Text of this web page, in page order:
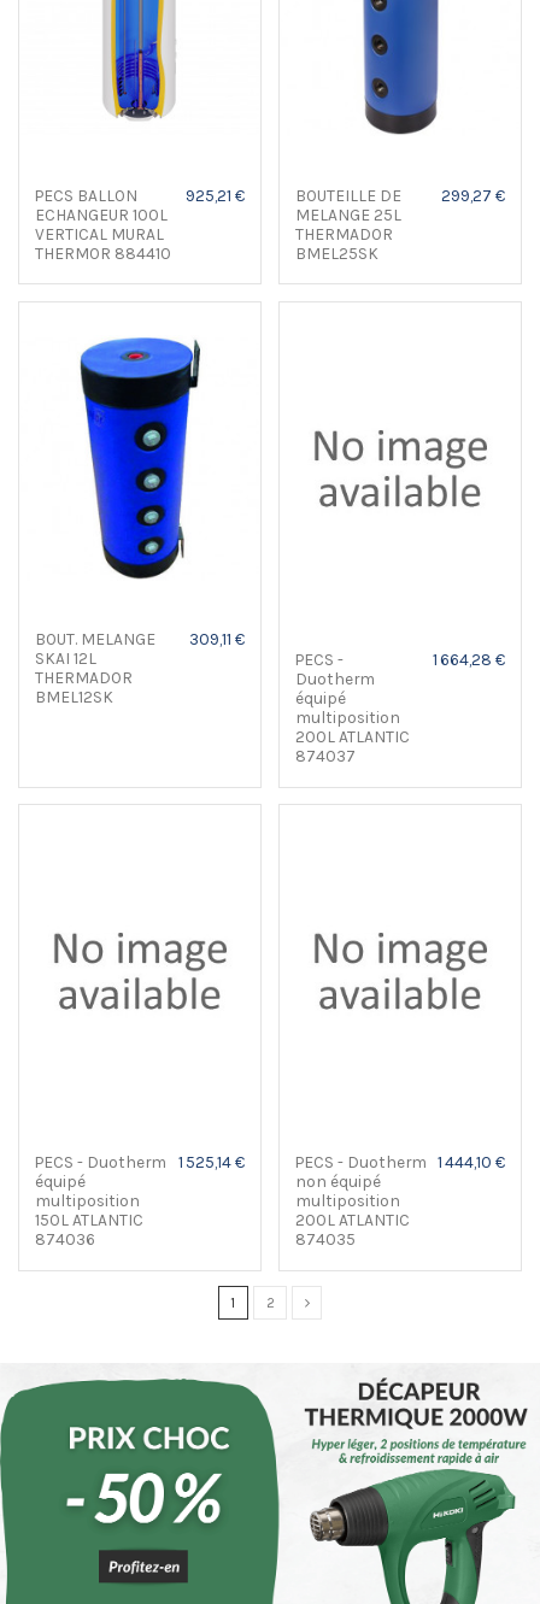
PECS BALLON
ECHANGEUR 100L
VERTICAL MURAL
THERMOR 884410
925,21 €
BOUTEILLE DE
MELANGE 25L
THERMADOR
BMEL25SK
299,27 €
BOUT. MELANGE
SKAI 12L
THERMADOR
BMEL12SK
309,11 €
PECS -
Duotherm
équipé
multiposition
200L ATLANTIC
874037
1 664,28 €
PECS - Duotherm
équipé
multiposition
150L ATLANTIC
874036
1 525,14 €
PECS - Duotherm
non équipé
multiposition
200L ATLANTIC
874035
1 444,10 €
1 2